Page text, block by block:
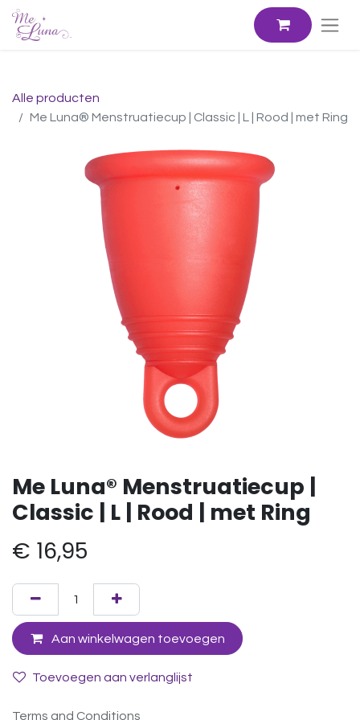
Alle producten
Me Luna® Menstruatiecup | Classic | L | Rood | met Ring
Me Luna® Menstruatiecup |
Classic | L | Rood | met Ring
€ 16,95
Aan winkelwagen toevoegen
Toevoegen aan verlanglijst
Terms and Conditions